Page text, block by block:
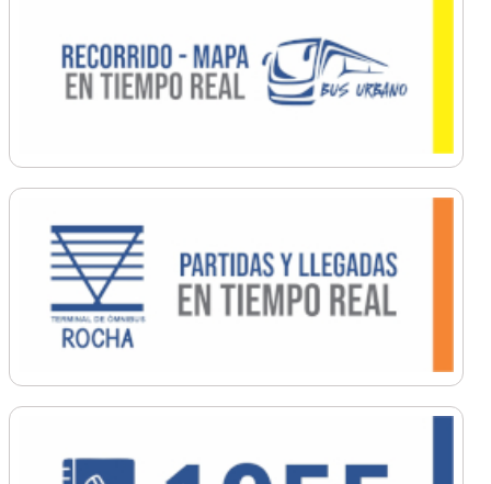
Ordenamiento
Promoción Social
Salud
Secretaría General